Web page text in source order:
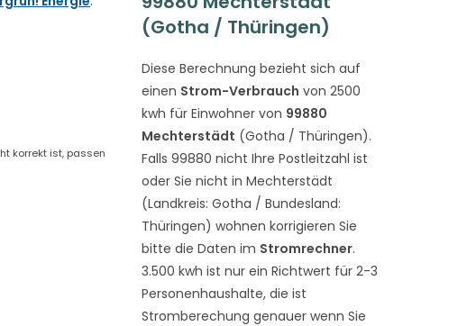
korrekt ist, passen
(Gotha / Thüringen)
Diese Berechnung bezieht sich auf
einen Strom-Verbrauch von 2500
kwh für Einwohner von 99880
Mechterstädt (Gotha / Thüringen).
Falls 99880 nicht Ihre Postleitzahl ist
oder Sie nicht in Mechterstädt
(Landkreis: Gotha / Bundesland:
Thüringen) wohnen korrigieren Sie
bitte die Daten im Stromrechner.
3.500 kwh ist nur ein Richtwert für 2-3
Personenhaushalte, die ist
Stromberechung genauer wenn Sie